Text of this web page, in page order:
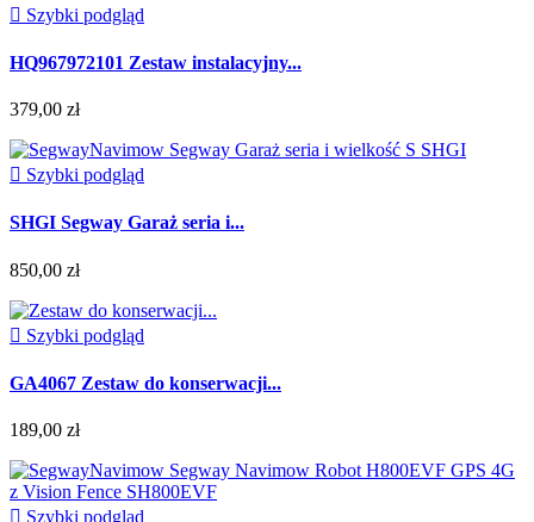
 Szybki podgląd
HQ967972101 Zestaw instalacyjny...
379,00 zł
 Szybki podgląd
SHGI Segway Garaż seria i...
850,00 zł
 Szybki podgląd
GA4067 Zestaw do konserwacji...
189,00 zł
 Szybki podgląd